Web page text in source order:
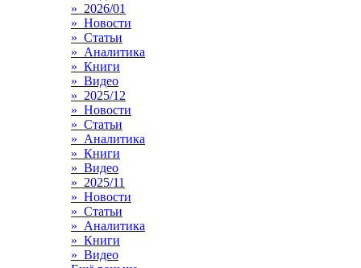
» 2026/01
» Новости
» Статьи
» Аналитика
» Книги
» Видео
» 2025/12
» Новости
» Статьи
» Аналитика
» Книги
» Видео
» 2025/11
» Новости
» Статьи
» Аналитика
» Книги
» Видео